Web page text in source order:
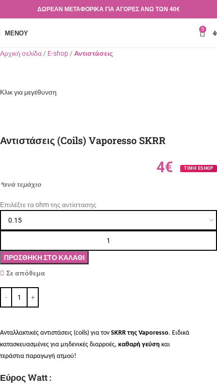
ΔΩΡΕΑΝ ΜΕΤΑΦΟΡΙΚΑ ΓΙΑ ΑΓΟΡΕΣ ΑΝΩ ΤΩΝ 40€
ΜΕΝΟΎ 0
Αρχική σελίδα E-shop Αντιστάσεις
Κλικ για μεγέθυνση
Αντιστάσεις (Coils) Vaporesso SKRR
4€ ΤΙΜΗ ESHOP
*ανά τεμάχιο
Επιλέξτε τα ohm της αντίστασης
ΠΡΟΣΘΉΚΗ ΣΤΟ ΚΑΛΆΘΙ
Σε απόθεμα
Ανταλλακτικές αντιστάσεις (coils) για τον SKRR της Vaporesso. Ειδικά
κατασκευασμένες για μηδενικές διαρροές, καθαρή γεύση και
τεράστια παραγωγή ατμού!
Εύρος Watt :